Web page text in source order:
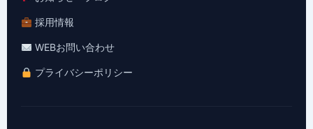
採用情報
WEBお問い合わせ
プライバシーポリシー